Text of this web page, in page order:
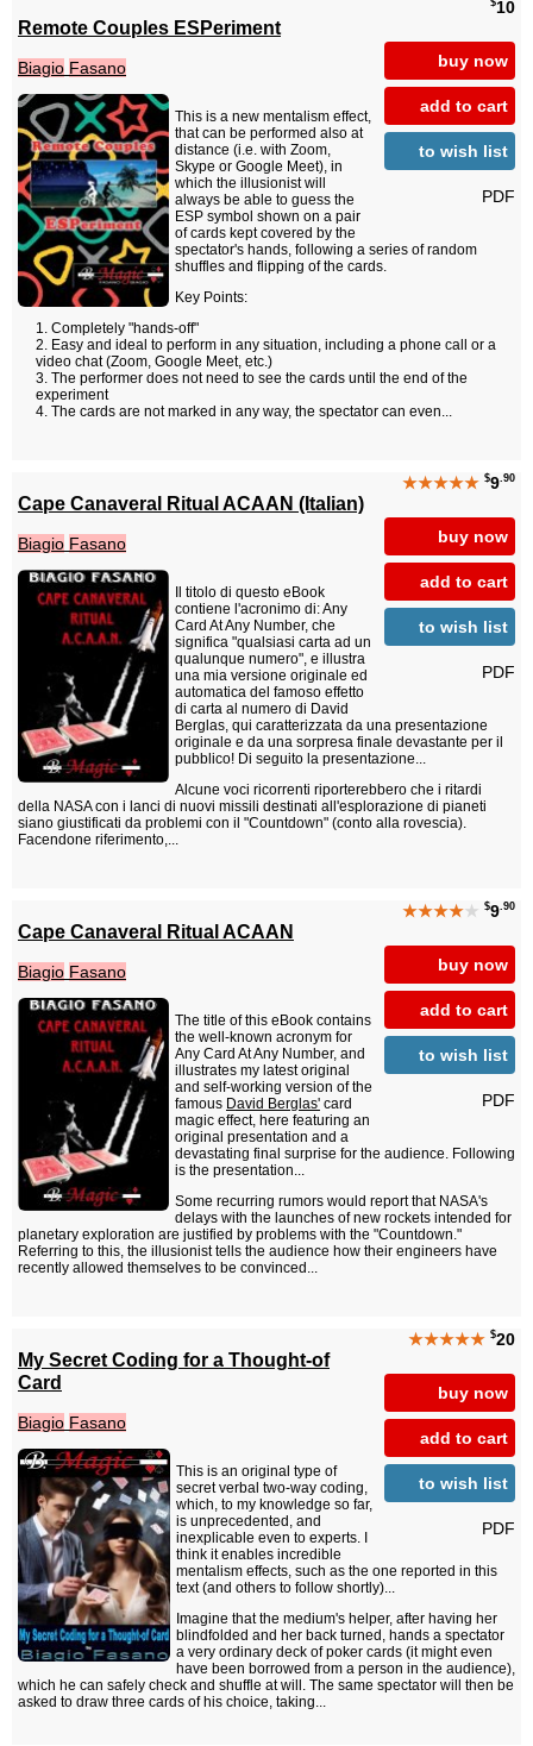
$10
buy now
add to cart
to wish list
PDF
Remote Couples ESPeriment
Biagio Fasano
This is a new mentalism effect,
that can be performed also at
distance (i.e. with Zoom,
Skype or Google Meet), in
which the illusionist will
always be able to guess the
ESP symbol shown on a pair
of cards kept covered by the
spectator's hands, following a series of random
shuffles and flipping of the cards.
Key Points:
Completely "hands-off"
Easy and ideal to perform in any situation, including a phone call or a
video chat (Zoom, Google Meet, etc.)
The performer does not need to see the cards until the end of the
experiment
The cards are not marked in any way, the spectator can even...
★★★★★ $9.90
buy now
add to cart
to wish list
PDF
Cape Canaveral Ritual ACAAN (Italian)
Biagio Fasano
Il titolo di questo eBook
contiene l'acronimo di: Any
Card At Any Number, che
significa "qualsiasi carta ad un
qualunque numero", e illustra
una mia versione originale ed
automatica del famoso effetto
di carta al numero di David
Berglas, qui caratterizzata da una presentazione
originale e da una sorpresa finale devastante per il
pubblico! Di seguito la presentazione...
Alcune voci ricorrenti riporterebbero che i ritardi
della NASA con i lanci di nuovi missili destinati all'esplorazione di pianeti
siano giustificati da problemi con il "Countdown" (conto alla rovescia).
Facendone riferimento,...
★★★★★ $9.90
buy now
add to cart
to wish list
PDF
Cape Canaveral Ritual ACAAN
Biagio Fasano
The title of this eBook contains
the well-known acronym for
Any Card At Any Number, and
illustrates my latest original
and self-working version of the
famous David Berglas' card
magic effect, here featuring an
original presentation and a
devastating final surprise for the audience. Following
is the presentation...
Some recurring rumors would report that NASA's
delays with the launches of new rockets intended for
planetary exploration are justified by problems with the "Countdown."
Referring to this, the illusionist tells the audience how their engineers have
recently allowed themselves to be convinced...
★★★★★ $20
buy now
add to cart
to wish list
PDF
My Secret Coding for a Thought-of
Card
Biagio Fasano
This is an original type of
secret verbal two-way coding,
which, to my knowledge so far,
is unprecedented, and
inexplicable even to experts. I
think it enables incredible
mentalism effects, such as the one reported in this
text (and others to follow shortly)...
Imagine that the medium's helper, after having her
blindfolded and her back turned, hands a spectator
a very ordinary deck of poker cards (it might even
have been borrowed from a person in the audience),
which he can safely check and shuffle at will. The same spectator will then be
asked to draw three cards of his choice, taking...